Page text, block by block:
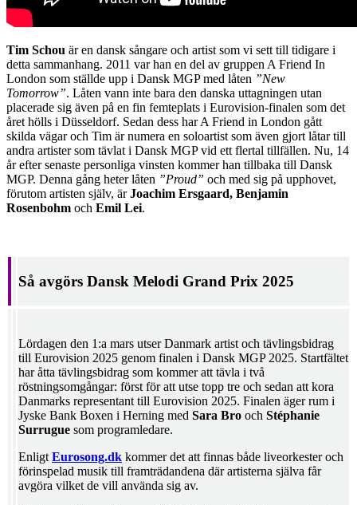
Tim Schou är en dansk sångare och artist som vi sett till tidigare i
detta sammanhang. 2011 var han en del av gruppen A Friend In
London som ställde upp i Dansk MGP med låten ”New
Tomorrow”. Låten vann inte bara den danska uttagningen utan
placerade sig även på en fin femteplats i Eurovision-finalen som det
året hölls i Düsseldorf. Sedan dess har A Friend in London gått
skilda vägar och Tim är numera en soloartist som även gjort låtar till
andra artister som tävlat i Dansk MGP vid ett flertal tillfällen. Nu, 14
år efter senaste personliga vinsten kommer han tillbaka till Dansk
MGP. Denna gång heter låten ”Proud” och med sig på upphovet,
förutom artisten själv, ärJoachim Ersgaard, Benjamin
Rosenbohm och Emil Lei.
Så avgörs Dansk Melodi Grand Prix 2025
Lördagen den 1:a mars utser Danmark artist och tävlingsbidrag
till Eurovision 2025 genom finalen i Dansk MGP 2025. Startfältet
har åtta tävlingsbidrag som kommer att tävla i två
röstningsomgångar: först för att utse topp tre och sedan att kora
Danmarks representant till Eurovision 2025. Finalen äger rum i
Jyske Bank Boxen i Herning med Sara Bro och Stéphanie
Surrugue som programledare.
EnligtEurosong.dk kommer det att finnas både liveorkester och
förinspelad musik till framträdandena där artisterna själva får
avgöra vilket de vill använda sig av.